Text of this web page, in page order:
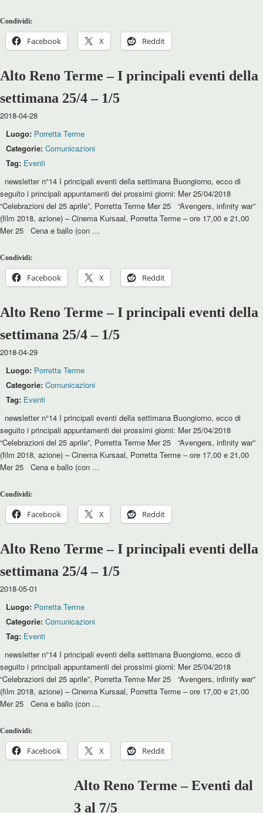
Condividi:
Facebook X Reddit
Alto Reno Terme – I principali eventi della
settimana 25/4 – 1/5
2018-04-28
Luogo: Porretta Terme
Categorie: Comunicazioni
Tag: Eventi
newsletter n°14 I principali eventi della settimana Buongiorno, ecco di
seguito i principali appuntamenti dei prossimi giorni: Mer 25/04/2018
“Celebrazioni del 25 aprile”, Porretta Terme Mer 25 “Avengers, infinity war”
(film 2018, azione) – Cinema Kursaal, Porretta Terme – ore 17,00 e 21,00
Mer 25 Cena e ballo (con …
Condividi:
Facebook X Reddit
Alto Reno Terme – I principali eventi della
settimana 25/4 – 1/5
2018-04-29
Luogo: Porretta Terme
Categorie: Comunicazioni
Tag: Eventi
newsletter n°14 I principali eventi della settimana Buongiorno, ecco di
seguito i principali appuntamenti dei prossimi giorni: Mer 25/04/2018
“Celebrazioni del 25 aprile”, Porretta Terme Mer 25 “Avengers, infinity war”
(film 2018, azione) – Cinema Kursaal, Porretta Terme – ore 17,00 e 21,00
Mer 25 Cena e ballo (con …
Condividi:
Facebook X Reddit
Alto Reno Terme – I principali eventi della
settimana 25/4 – 1/5
2018-05-01
Luogo: Porretta Terme
Categorie: Comunicazioni
Tag: Eventi
newsletter n°14 I principali eventi della settimana Buongiorno, ecco di
seguito i principali appuntamenti dei prossimi giorni: Mer 25/04/2018
“Celebrazioni del 25 aprile”, Porretta Terme Mer 25 “Avengers, infinity war”
(film 2018, azione) – Cinema Kursaal, Porretta Terme – ore 17,00 e 21,00
Mer 25 Cena e ballo (con …
Condividi:
Facebook X Reddit
Alto Reno Terme – Eventi dal
3 al 7/5